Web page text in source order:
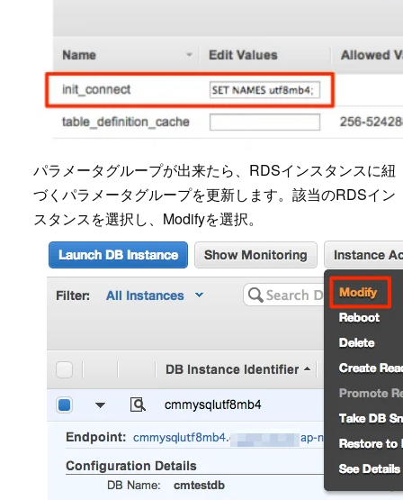
パラメータグループが出来たら、RDSインスタンスに紐
づくパラメータグループを更新します。該当のRDSイン
スタンスを選択し、Modifyを選択。